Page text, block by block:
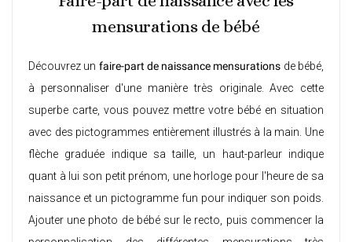
mensurations de bébé
Découvrez un faire-part de naissance mensurations de bébé,
à personnaliser d'une manière très originale. Avec cette
superbe carte, vous pouvez mettre votre bébé en situation
avec des pictogrammes entièrement illustrés à la main. Une
flèche graduée indique sa taille, un haut-parleur indique
quant à lui son petit prénom, une horloge pour l'heure de sa
naissance et un pictogramme fun pour indiquer son poids.
Ajouter une photo de bébé sur le recto, puis commencer la